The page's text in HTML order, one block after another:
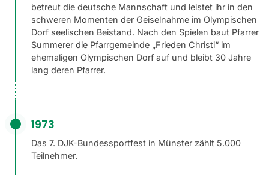
betreut die deutsche Mannschaft und leistet ihr in den
schweren Momenten der Geiselnahme im Olympischen
Dorf seelischen Beistand. Nach den Spielen baut Pfarrer
Summerer die Pfarrgemeinde „Frieden Christi“ im
ehemaligen Olympischen Dorf auf und bleibt 30 Jahre
lang deren Pfarrer.
1973
Das 7. DJK-Bundessportfest in Münster zählt 5.000
Teilnehmer.